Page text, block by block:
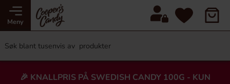
Meny
🎉 KNALLPRIS PÅ SWEDISH CANDY 100G - KUN